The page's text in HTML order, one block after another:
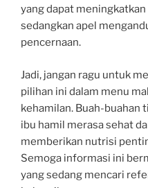
yang dapat
sedangkan apel
pencernaan.
Jadi, jangan ragu untuk
pilihan ini dalam menu
kehamilan. Buah-buahan
ibu hamil merasa sehat
memberikan nutrisi
Semoga informasi ini
yang sedang mencari